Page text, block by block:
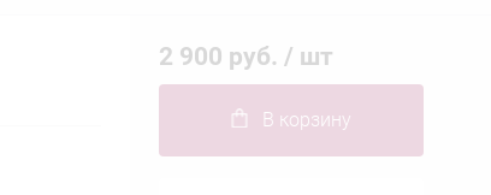
2 900 руб. / шт
В корзину